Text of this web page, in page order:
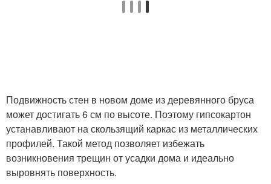
Подвижность стен в новом доме из деревянного бруса
может достигать 6 см по высоте. Поэтому гипсокартон
устанавливают на скользящий каркас из металлических
профилей. Такой метод позволяет избежать
возникновения трещин от усадки дома и идеально
выровнять поверхность.